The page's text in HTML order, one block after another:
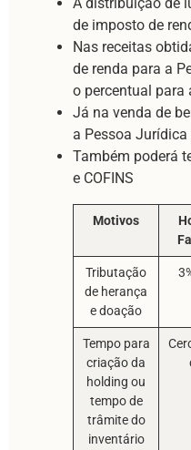
de imposto de
Nas receitas
de renda para a
o percentual para
Já na venda de
a Pessoa
Também poderá
e COFINS
Motivos
Tributação
de herança
e doação
Tempo para
criação da
holding ou
tempo de
trâmite do
inventário